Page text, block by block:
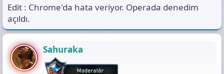
Edit : Chrome'da hata veriyor. Operada denedim
açıldı.
Sahuraka